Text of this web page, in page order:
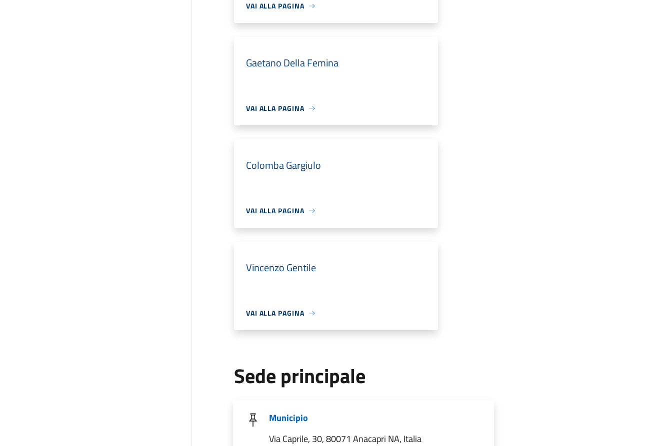
VAI ALLA PAGINA
Gaetano Della Femina
VAI ALLA PAGINA
Colomba Gargiulo
VAI ALLA PAGINA
Vincenzo Gentile
VAI ALLA PAGINA
Sede principale
Municipio
Via Caprile, 30, 80071 Anacapri NA, Italia